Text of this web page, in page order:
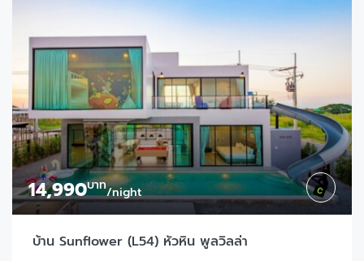
14,990บาท/night
บ้าน Sunflower (L54) หัวหิน พูลวิลล่า